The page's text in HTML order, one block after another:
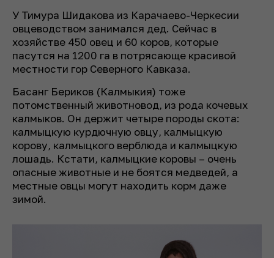
У Тимура Шидакова из Карачаево-Черкесии
овцеводством занимался дед. Сейчас в
хозяйстве 450 овец и 60 коров, которые
пасутся на 1200 га в потрясающе красивой
местности гор Северного Кавказа.
Басанг Бериков (Калмыкия) тоже
потомственный животновод, из рода кочевых
калмыков. Он держит четыре породы скота:
калмыцкую курдючную овцу, калмыцкую
корову, калмыцкого верблюда и калмыцкую
лошадь. Кстати, калмыцкие коровы – очень
опасные животные и не боятся медведей, а
местные овцы могут находить корм даже
зимой.